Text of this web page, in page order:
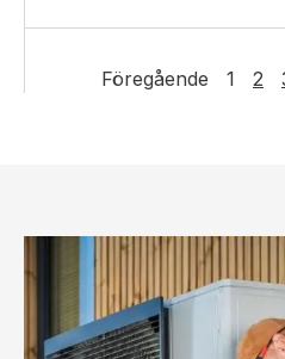
Föregående 1 2